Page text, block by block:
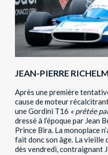
JEAN-PIERRE
Après une première
cause de moteur
une Gordini T16 « prêtée
dressé à l’époque par Jean
Prince Bira. La monoplace
fait donc son âge. La vieille
dès vendredi, contraignant